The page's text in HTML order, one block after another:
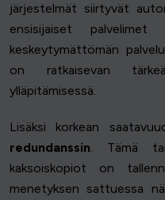
järjestelmät siirtyvät
ensisijaiset
keskeytymättömän
on ratkaisevan
ylläpitämisessä.
Lisäksi korkean
redundanssin. Tämä
kaksoiskopiot on
menetyksen sattuessa